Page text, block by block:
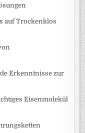
auf Trockenklos
Erkenntnisse zur
Eisenmolekül